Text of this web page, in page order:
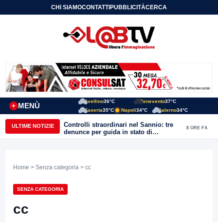
CHI SIAMOCONTATTIPUBBLICITÀCERCA
MENÙ
+
Avellino36°C Benevento37°C
Caserta35°C Napoli34°C Salerno34°C
ULTIME NOTIZIE
Controlli straordinari nel Sannio: tre
denunce per guida in stato di
ebbrezza, un arresto e 1.500 kg di
8 ORE FA
Home > Senza categoria > cc
SENZA CATEGORIA
cc